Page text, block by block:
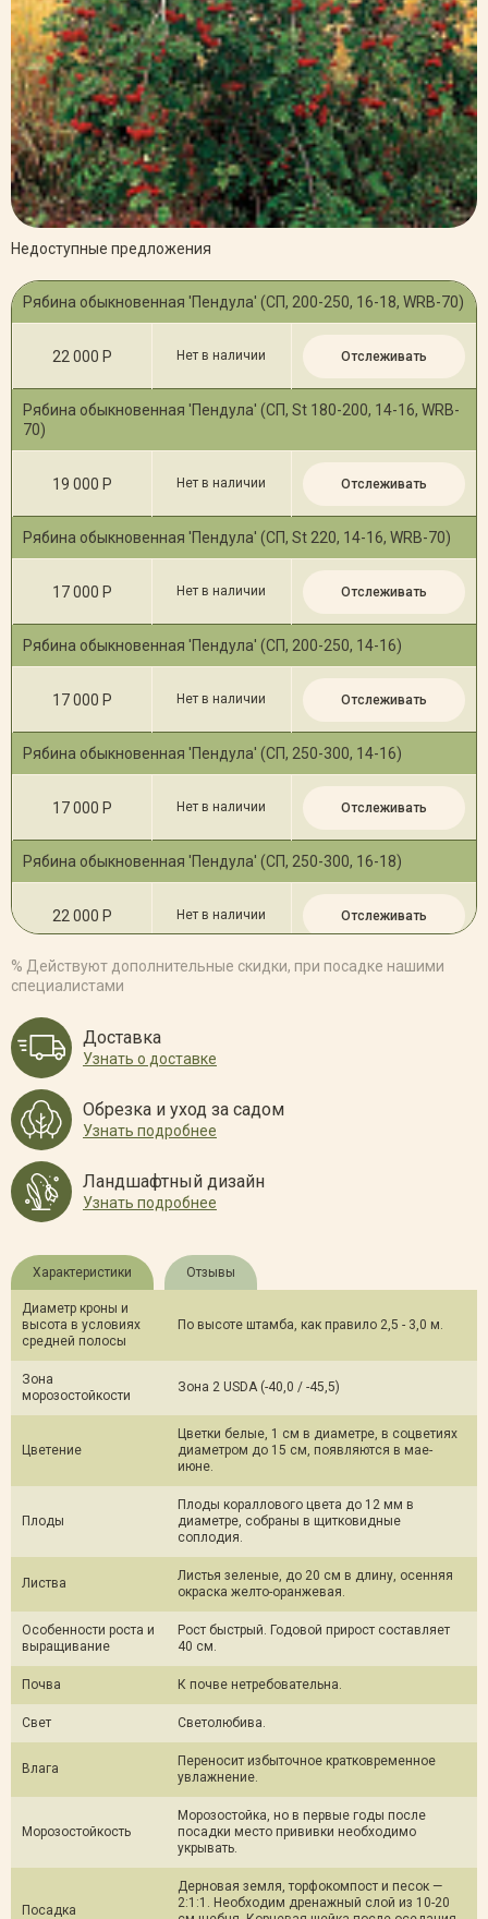
Недоступные предложения
Рябина обыкновенная 'Пендула' (СП, 200-250, 16-18, WRB-70)
22 000 Р Нет в наличии Отслеживать
Рябина обыкновенная 'Пендула' (СП, St 180-200, 14-16, WRB-
70)
19 000 Р Нет в наличии Отслеживать
Рябина обыкновенная 'Пендула' (СП, St 220, 14-16, WRB-70)
17 000 Р Нет в наличии Отслеживать
Рябина обыкновенная 'Пендула' (СП, 200-250, 14-16)
17 000 Р Нет в наличии Отслеживать
Рябина обыкновенная 'Пендула' (СП, 250-300, 14-16)
17 000 Р Нет в наличии Отслеживать
Рябина обыкновенная 'Пендула' (СП, 250-300, 16-18)
22 000 Р Нет в наличии Отслеживать
Рябина обыкновенная 'Пендула' (СП, St200, 14-16)
17 000 Р
Рябина обыкновенная 'Пендула' (СП, 250-300, 18-20)
24 000 Р Нет в наличии
Рябина обыкновенная 'Пендула' (СП, St 220, 16-18)
Рябина обыкновенная 'Пендула' (СП, St 180-200, 16-18, WRB-
70)
Рябина обыкновенная 'Пендула' (СП, St 90, С 15)
Нет в наличии
Рябина обыкновенная 'Пендула' (СП, St 200, 14-16, WRB-60)
14 800 Р Нет в наличии Отслеживать
Рябина обыкновенная 'Пендула' (СП, St 220, 18-20)
24 000 Р Нет в наличии Отслеживать
Рябина обыкновенная 'Пендула' (СП, St 210, 12-14, WRB-60)
12 800 Р Нет в наличии Отслеживать
Рябина обыкновенная 'Пендула' (СП, St 210, 18-20, WRB-70)
24 000 Р Нет в наличии Отслеживать
% Действуют дополнительные скидки, при посадке нашими
специалистами
Доставка
Узнать о доставке
Обрезка и уход за садом
Узнать подробнее
Ландшафтный дизайн
Узнать подробнее
Характеристики Отзывы
Диаметр кроны и
высота в условиях
средней полосы
По высоте штамба, как правило 2,5 - 3,0 м.
Зона
морозостойкости
Зона 2 USDA (-40,0 / -45,5)
Цветение
Цветки белые, 1 см в диаметре, в соцветиях
диаметром до 15 см, появляются в мае-
июне.
Плоды
Плоды кораллового цвета до 12 мм в
диаметре, собраны в щитковидные
соплодия.
Листва
Листья зеленые, до 20 см в длину, осенняя
окраска желто-оранжевая.
Особенности роста и
выращивание
Рост быстрый. Годовой прирост составляет
40 см.
Почва К почве нетребовательна.
Свет Светолюбива.
Влага
Переносит избыточное кратковременное
увлажнение.
Морозостойкость
Морозостойка, но в первые годы после
посадки место прививки необходимо
укрывать.
Посадка
Дерновая земля, торфокомпост и песок —
2:1:1. Необходим дренажный слой из 10-20